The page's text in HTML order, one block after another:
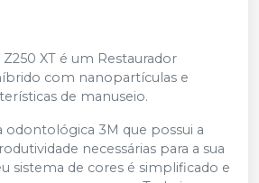
XT é um Restaurador
com nanopartículas e
de manuseio.
odontológica 3M que possui a
necessárias para a sua
sistema de cores é simplificado e